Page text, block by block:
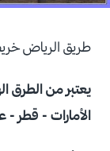
طريق الرياض
يعتبر من الطرق
الأمارات - قطر -